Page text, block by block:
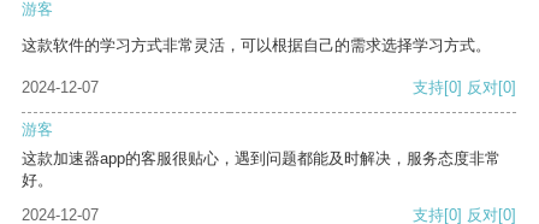
游客
这款软件的学习方式非常灵活，可以根据自己的需求选择学习方式。
2024-12-07 支持[0] 反对[0]
游客
这款加速器app的客服很贴心，遇到问题都能及时解决，服务态度非常
好。
2024-12-07
支持[0] 反对[0]